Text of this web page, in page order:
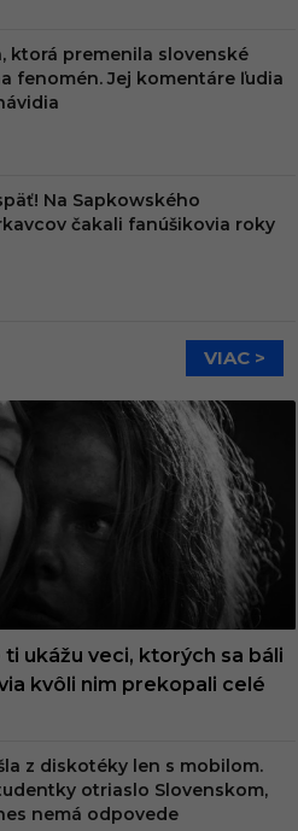
ktorá premenila slovenské
fenomén. Jej komentáre ľudia
Na Sapkowského
čakali fanúšikovia roky
VIAC >
ukážu veci, ktorých sa báli
kvôli nim prekopali celé
z diskotéky len s mobilom.
otriaslo Slovenskom,
nemá odpovede